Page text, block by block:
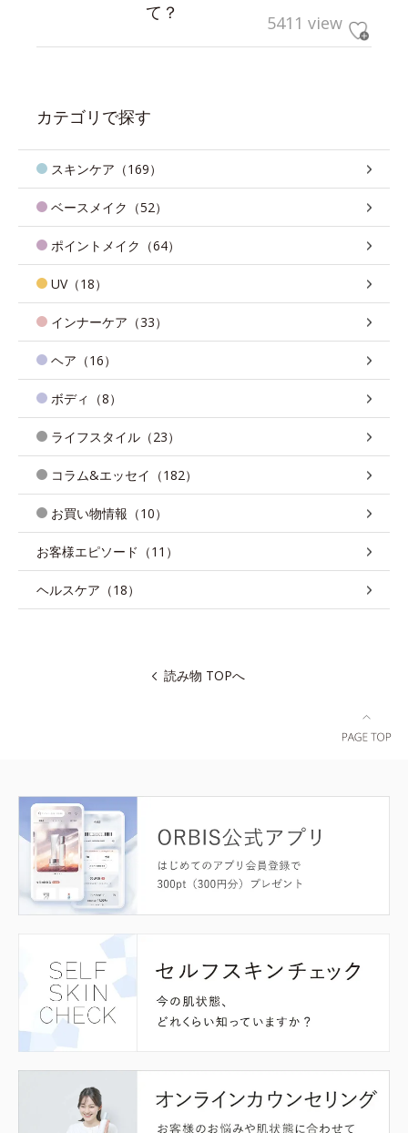
て？
5411 view
カテゴリで探す
スキンケア（169）
ベースメイク（52）
ポイントメイク（64）
UV（18）
インナーケア（33）
ヘア（16）
ボディ（8）
ライフスタイル（23）
コラム&エッセイ（182）
お買い物情報（10）
お客様エピソード（11）
ヘルスケア（18）
読み物 TOPへ